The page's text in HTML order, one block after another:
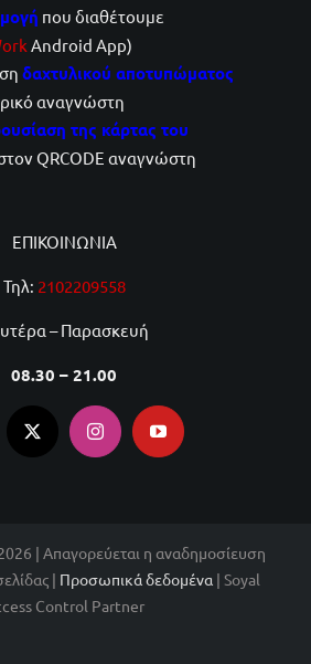
που διαθέτουμε
Android App)
δαχτυλικού αποτυπώματος
αναγνώστη
της κάρτας του
QRCODE αναγνώστη
ΕΠΙΚΟΙΝΩΝΙΑ
Τηλ: 2102209558
– Παρασκευή
08.30 – 21.00
| Απαγορεύεται η αναδημοσίευση
| Προσωπικά δεδομένα | Soyal
Control Partner